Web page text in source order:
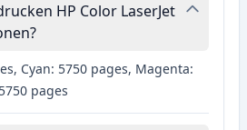
HP Color LaserJet
Cyan: 5750 pages, Magenta:
pages